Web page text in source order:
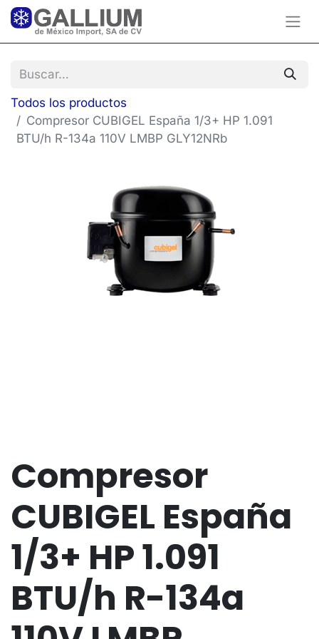
Todos los productos
Compresor CUBIGEL España 1/3+ HP 1.091
BTU/h R-134a 110V LMBP GLY12NRb
Compresor
CUBIGEL España
1/3+ HP 1.091
BTU/h R-134a